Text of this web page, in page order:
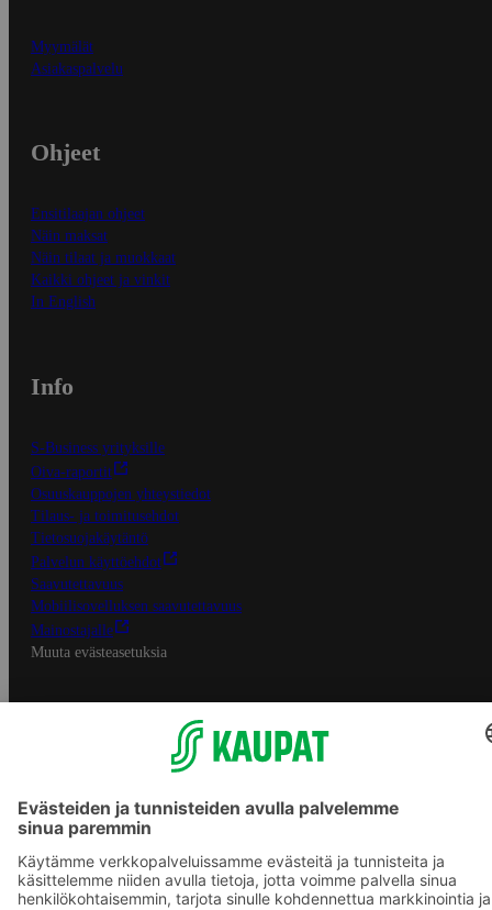
Myymälät
Asiakaspalvelu
Ohjeet
Ensitilaajan ohjeet
Näin maksat
Näin tilaat ja muokkaat
Kaikki ohjeet ja vinkit
In English
Info
S-Business yrityksille
Oiva-raportit
Osuuskauppojen yhteystiedot
Tilaus- ja toimitusehdot
Tietosuojakäytäntö
Palvelun käyttöehdot
Saavutettavuus
Mobiilisovelluksen saavutettavuus
Mainostajalle
Muuta evästeasetuksia
S-ryhmän palvelut
S-ryhmä
Asiakasomistajuus
S-ostoslista -sovellus
Prisma.fi